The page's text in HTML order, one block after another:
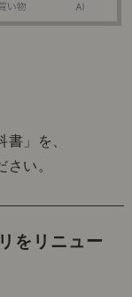
」を、
い。
をリニュー